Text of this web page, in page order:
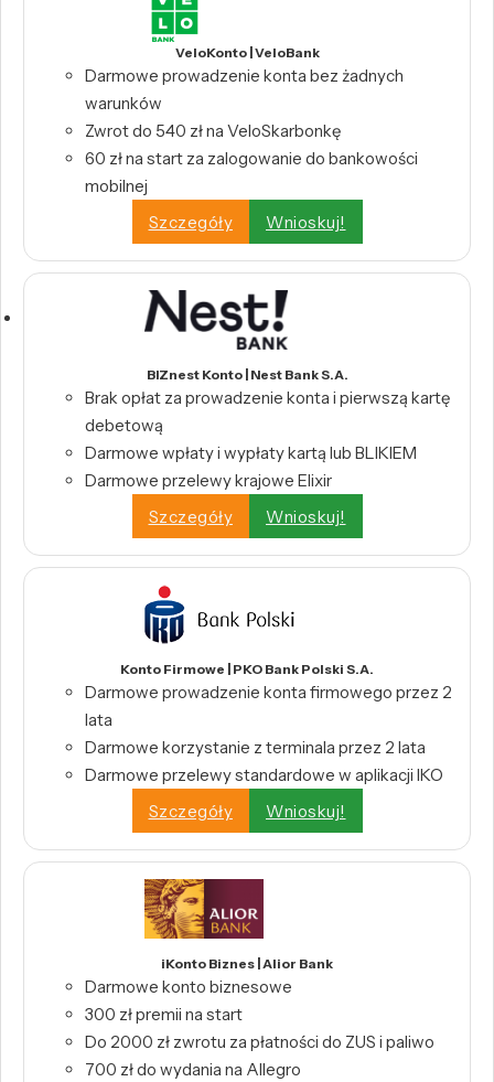
VeloKonto | VeloBank
Darmowe prowadzenie konta bez żadnych
warunków
Zwrot do 540 zł na VeloSkarbonkę
60 zł na start za zalogowanie do bankowości
mobilnej
Szczegóły
Wnioskuj!
BIZnest Konto | Nest Bank S.A.
Brak opłat za prowadzenie konta i pierwszą kartę
debetową
Darmowe wpłaty i wypłaty kartą lub BLIKIEM
Darmowe przelewy krajowe Elixir
Szczegóły
Wnioskuj!
Konto Firmowe | PKO Bank Polski S.A.
Darmowe prowadzenie konta firmowego przez 2
lata
Darmowe korzystanie z terminala przez 2 lata
Darmowe przelewy standardowe w aplikacji IKO
Szczegóły
Wnioskuj!
iKonto Biznes | Alior Bank
Darmowe konto biznesowe
300 zł premii na start
Do 2000 zł zwrotu za płatności do ZUS i paliwo
700 zł do wydania na Allegro